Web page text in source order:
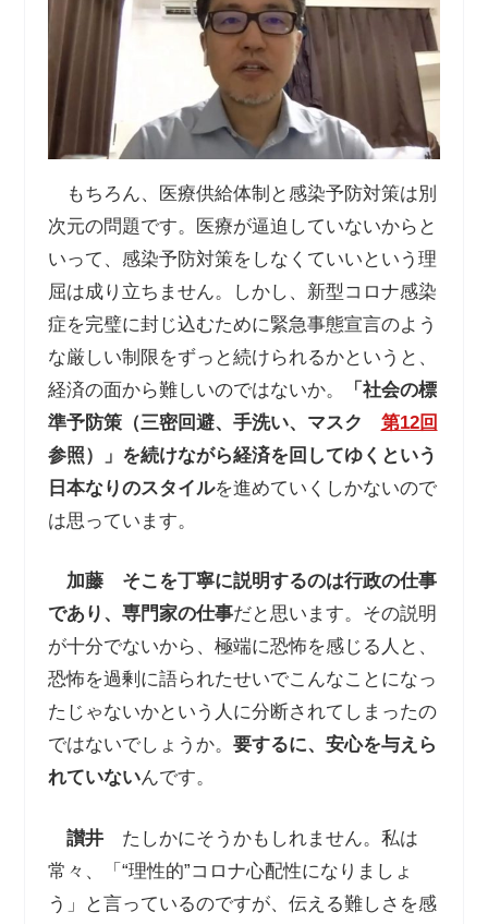
もちろん、医療供給体制と感染予防対策は別
次元の問題です。医療が逼迫していないからと
いって、感染予防対策をしなくていいという理
屈は成り立ちません。しかし、新型コロナ感染
症を完璧に封じ込むために緊急事態宣言のよう
な厳しい制限をずっと続けられるかというと、
経済の面から難しいのではないか。
「社会の標
準予防策（三密回避、手洗い、マスク 第12回
参照）」を続けながら経済を回してゆくという
日本なりのスタイルを進めていくしかないので
は思っています。
加藤
そこを丁寧に説明するのは行政の仕事
であり、専門家の仕事だと思います。その説明
が十分でないから、極端に恐怖を感じる人と、
恐怖を過剰に語られたせいでこんなことになっ
たじゃないかという人に分断されてしまったの
ではないでしょうか。 要するに、安心を与えら
れていないんです。
讃井たしかにそうかもしれません。私は
常々、「“理性的”コロナ心配性になりましょ
う」と言っているのですが、伝える難しさを感